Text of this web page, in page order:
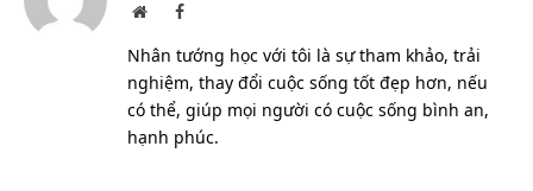
WebsiteFacebook
Nhân tướng học với tôi là sự tham khảo, trải
nghiệm, thay đổi cuộc sống tốt đẹp hơn, nếu
có thể, giúp mọi người có cuộc sống bình an,
hạnh phúc.